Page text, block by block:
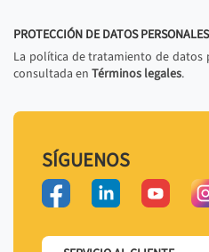
PROTECCIÓN DE DATOS PERSONALES
La política de tratamiento de datos
consultada en Términos legales.
SÍGUENOS